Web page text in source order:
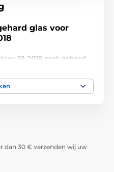
glas voor
J3 2018 met gehard
lage prijs, deze
,behoudt
maskeert het
dan 30 € verzenden wij uw